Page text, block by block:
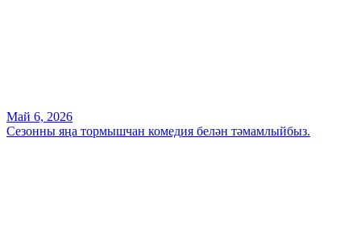
Май 6, 2026
Сезонны яңа тормышчан комедия белән тәмамлыйбыз.